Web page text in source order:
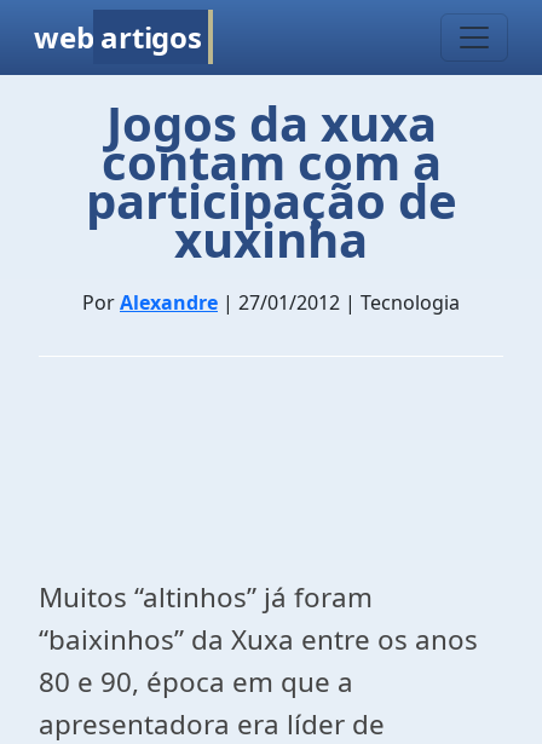
web artigos
Jogos da xuxa
contam com a
participação de
xuxinha
PorAlexandre | 27/01/2012 | Tecnologia
Muitos “altinhos” já foram
“baixinhos” da Xuxa entre os anos
80 e 90, época em que a
apresentadora era líder de